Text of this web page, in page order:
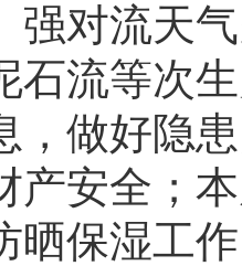
强对流天
石流等次
，做好隐
产安全；
晒保湿工